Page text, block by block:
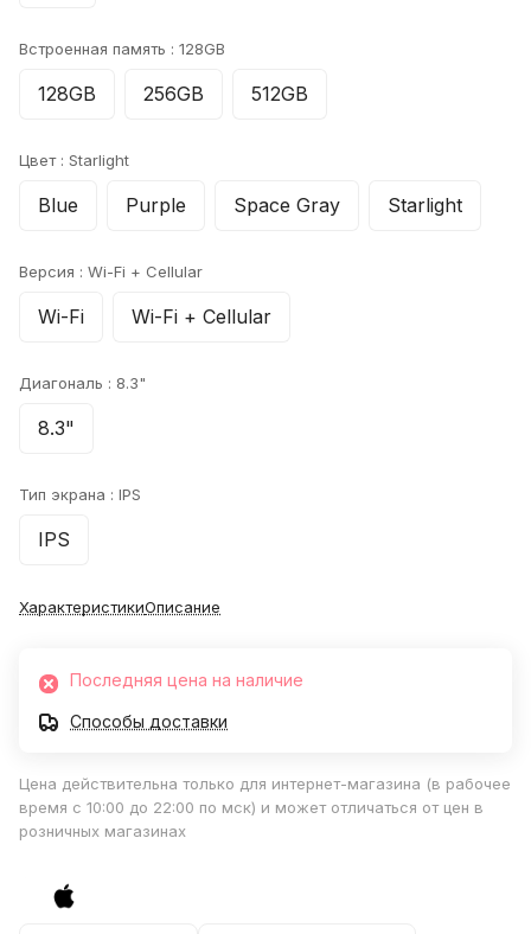
Встроенная память : 128GB
128GB 256GB 512GB
Цвет : Starlight
Blue Purple Space Gray Starlight
Версия : Wi-Fi + Cellular
Wi-Fi Wi-Fi + Cellular
Диагональ : 8.3"
8.3"
Тип экрана : IPS
IPS
ХарактеристикиОписание
Последняя цена на наличие
Способы доставки
Цена действительна только для интернет-магазина (в рабочее
время с 10:00 до 22:00 по мск) и может отличаться от цен в
розничных магазинах